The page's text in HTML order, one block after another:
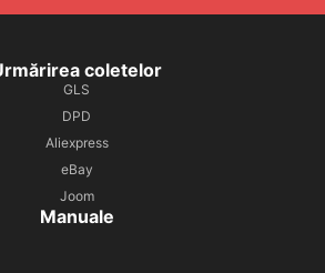
coletelor
GLS
DPD
Aliexpress
eBay
Joom
Manuale